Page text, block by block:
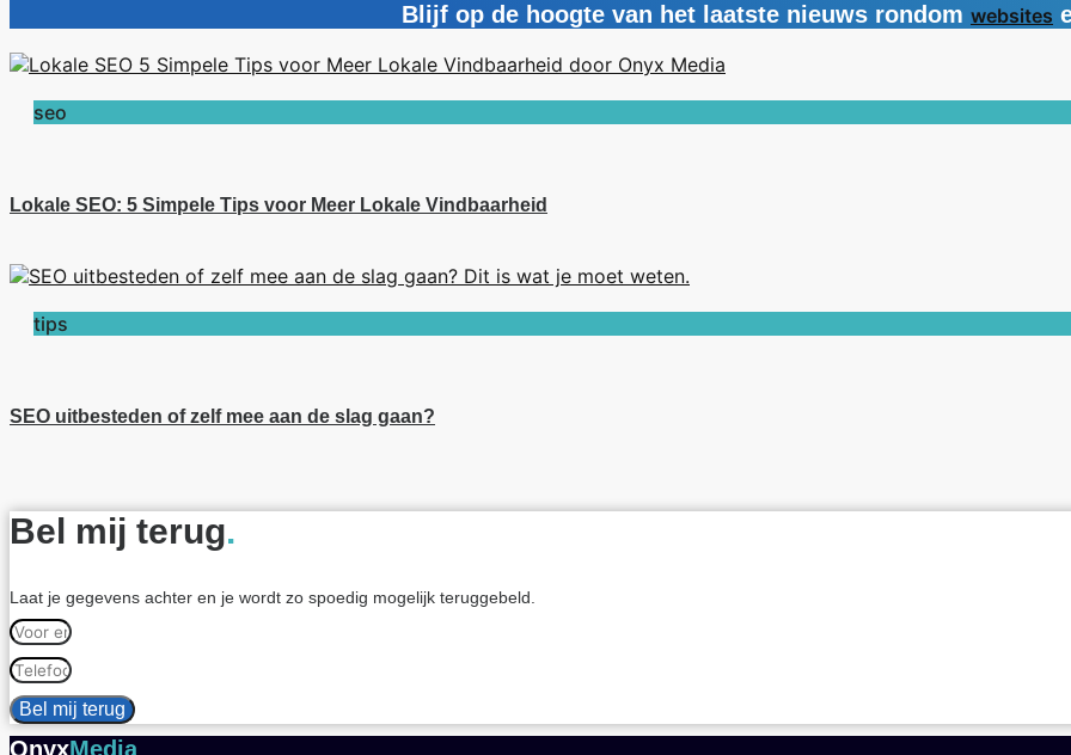
Blijf op de hoogte van het laatste nieuws rondom websites
seo
Lokale SEO: 5 Simpele Tips voor Meer Lokale Vindbaarheid
tips
SEO uitbesteden of zelf mee aan de slag gaan?
Bel mij terug.
Laat je gegevens achter en je wordt zo spoedig mogelijk teruggebeld.
Bel mij terug
OnyxMedia